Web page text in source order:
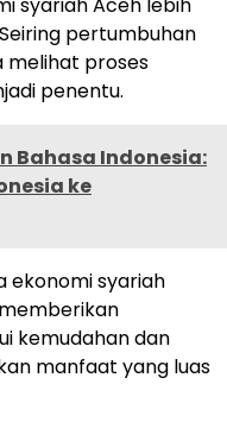
syariah Aceh lebih
pertumbuhan
melihat proses
penentu.
Bahasa Indonesia:
ke
ekonomi syariah
kemudahan dan
manfaat yang luas